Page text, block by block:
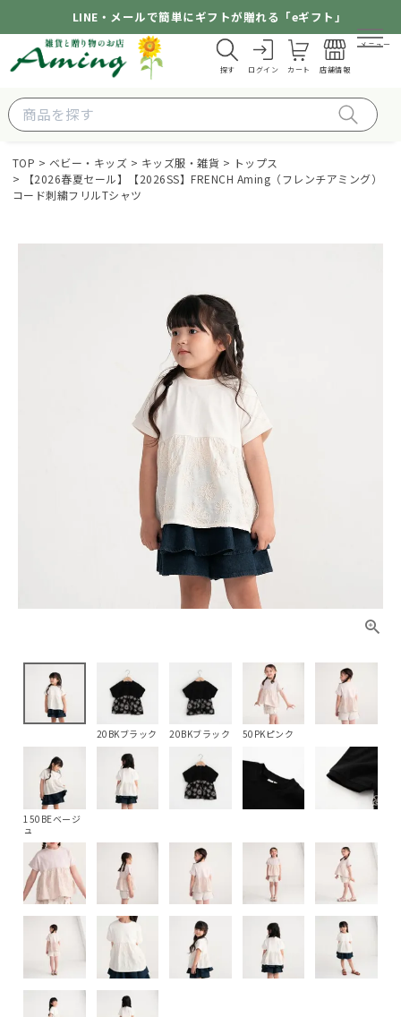
LINE・メールで簡単にギフトが贈れる「eギフト」
探す ログイン カート 店舗情報
メニュー
TOP ベビー・キッズ キッズ服・雑貨
トップス
【2026春夏セール】【2026SS】FRENCH Aming（フレンチアミング）
コード刺繍フリルTシャツ
20BKブラック 20BKブラック 50PKピンク
150BEベージ
ュ